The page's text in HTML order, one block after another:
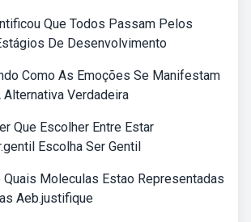
Que Todos Passam Pelos
De Desenvolvimento
Como As Emoções Se Manifestam
Verdadeira
Que Escolher Entre Estar
Escolha Ser Gentil
Moleculas Estao Representadas
Aeb.justifique